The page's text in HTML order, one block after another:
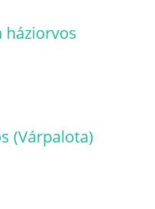
háziorvos
(Várpalota)